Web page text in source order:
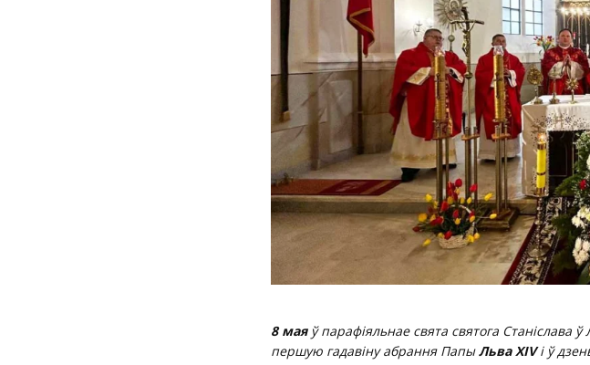
8 маяў парафіяльнае свята святога Станіслава
першую гадавіну абрання ПапыЛьва XIVі ў